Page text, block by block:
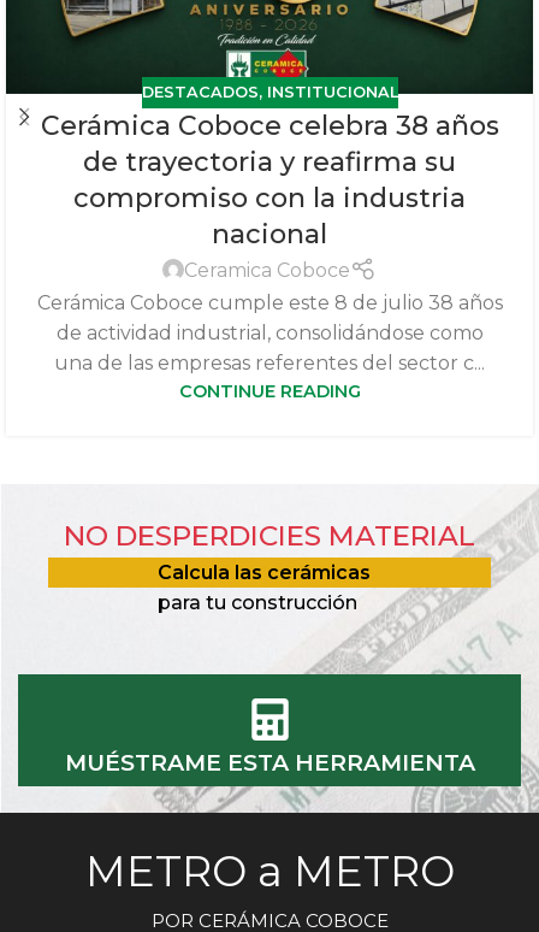
DESTACADOS, INSTITUCIONAL
Cerámica Coboce celebra 38 años
de trayectoria y reafirma su
compromiso con la industria
nacional
Ceramica Coboce
Cerámica Coboce cumple este 8 de julio 38 años
de actividad industrial, consolidándose como
una de las empresas referentes del sector c...
CONTINUE READING
NO DESPERDICIES MATERIAL
Calcula las cerámicas
para tu construcción
MUÉSTRAME ESTA HERRAMIENTA
METRO a METRO
POR CERÁMICA COBOCE